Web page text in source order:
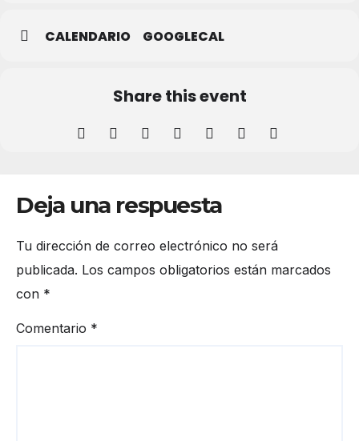
CALENDARIO GOOGLECAL
Share this event
Deja una respuesta
Tu dirección de correo electrónico no será
publicada. Los campos obligatorios están marcados
con *
Comentario *